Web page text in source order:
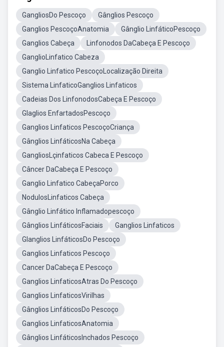
GangliosDo Pescoço
Gânglios Pescoço
Ganglios PescoçoAnatomia
Gânglio LinfáticoPescoço
Ganglios Cabeça
Linfonodos DaCabeça E Pescoço
GanglioLinfatico Cabeza
Ganglio Linfatico PescoçoLocalização Direita
Sistema LinfaticoGanglios Linfaticos
Cadeias Dos LinfonodosCabeça E Pescoço
Glaglios EnfartadosPescoço
Ganglios Linfaticos PescoçoCriança
Gânglios LinfáticosNa Cabeça
GangliosLçinfaticos Cabeca E Pescoço
Câncer DaCabeça E Pescoço
Ganglio Linfatico CabeçaPorco
NodulosLinfaticos Cabeça
Gânglio Linfático Inflamadopescoço
Gânglios LinfáticosFaciais
Ganglios Linfaticos
Glanglios LinfáticosDo Pescoço
Ganglios Linfaticos Pescoço
Cancer DaCabeça E Pescoço
Ganglios LinfaticosAtras Do Pescoço
Ganglios LinfaticosVirilhas
Gânglios LinfáticosDo Pescoço
Ganglios LinfaticosAnatomia
Gânglios LinfáticosInchados Pescoço